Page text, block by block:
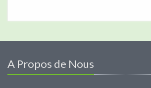
A Propos de Nous